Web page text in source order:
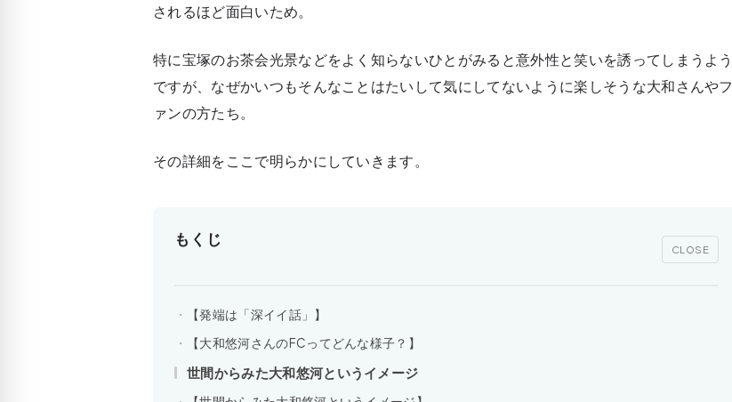
されるほど面白いため。
特に宝塚のお茶会光景などをよく知らないひとがみると意外性と笑いを誘ってしまうよう
ですが、なぜかいつもそんなことはたいして気にしてないように楽しそうな大和さんやフ
ァンの方たち。
その詳細をここで明らかにしていきます。
もくじ
CLOSE
【発端は「深イイ話」】
【大和悠河さんのFCってどんな様子？】
世間からみた大和悠河というイメージ